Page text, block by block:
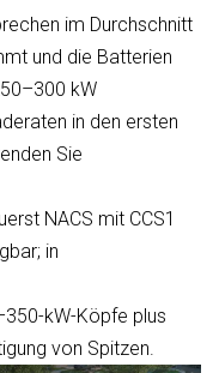
im Durchschnitt
und die Batterien
kW
in den ersten
Sie
NACS mit CCS1
in
kW-Köpfe plus
von Spitzen.